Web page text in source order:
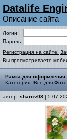
Datalife
Описание сайта
Логин:
Пароль:
Регистрация на сайте!
Вы просматриваете
Рамка для оформления
Категория: Всё для
автор: sharov08 | 5-07-